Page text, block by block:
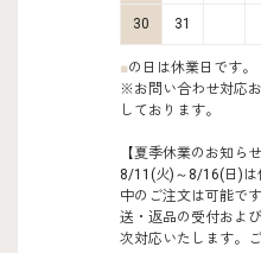
30 31
■の日は休業日です。
※お問い合わせ対応
しております。
【夏季休業のお知らせ
8/11(火)～8/16(日)は
中のご注文は可能で
送・返品の受付およ
次対応いたします。